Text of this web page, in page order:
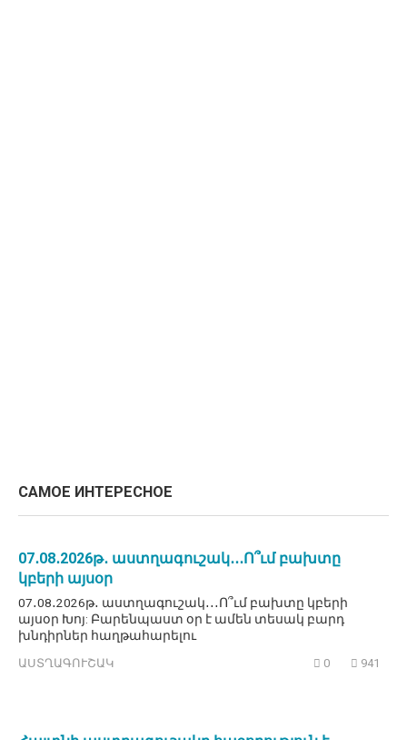
САМОЕ ИНТЕРЕСНОЕ
07․08․2026թ․ աստղագուշակ․․․Ո՞ւմ բախտը
կբերի այսօր
07․08․2026թ․ աստղագուշակ․․․Ո՞ւմ բախտը կբերի
այսօր Խոյ: Բարենպաստ օր է ամեն տեսակ բարդ
խնդիրներ հաղթահարելու
ԱՍՏՂԱԳՈՒՇԱԿ 0 941